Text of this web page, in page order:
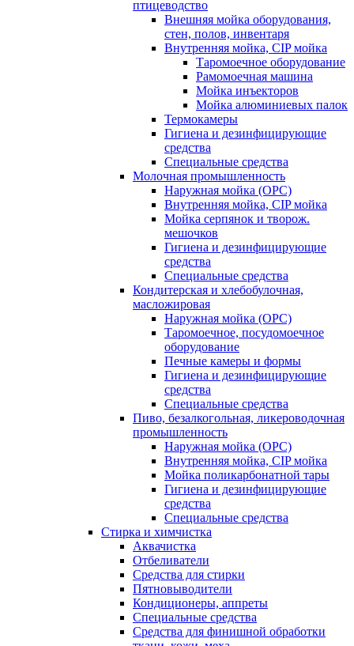
птицеводство
Внешняя мойка оборудования,
стен, полов, инвентаря
Внутренняя мойка, CIP мойка
Таромоечное оборудование
Рамомоечная машина
Мойка инъекторов
Мойка алюминиевых палок
Термокамеры
Гигиена и дезинфицирующие
средства
Специальные средства
Молочная промышленность
Наружная мойка (ОРС)
Внутренняя мойка, CIP мойка
Мойка серпянок и творож.
мешочков
Гигиена и дезинфицирующие
средства
Специальные средства
Кондитерская и хлебобулочная,
масложировая
Наружная мойка (ОРС)
Таромоечное, посудомоечное
оборудование
Печные камеры и формы
Гигиена и дезинфицирующие
средства
Специальные средства
Пиво, безалкогольная, ликероводочная
промышленность
Наружная мойка (ОРС)
Внутренняя мойка, CIP мойка
Мойка поликарбонатной тары
Гигиена и дезинфицирующие
средства
Специальные средства
Стирка и химчистка
Аквачистка
Отбеливатели
Средства для стирки
Пятновыводители
Кондиционеры, аппреты
Специальные средства
Средства для финишной обработки